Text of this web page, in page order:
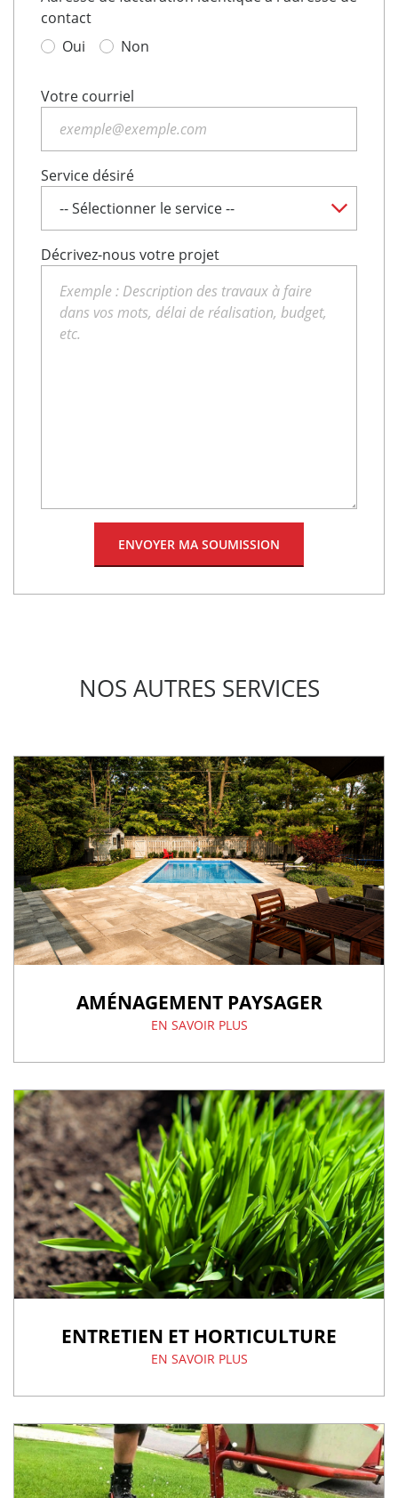
contact
Oui
Non
Votre courriel
Service désiré
Décrivez-nous votre projet
NOS AUTRES SERVICES
AMÉNAGEMENT PAYSAGER
EN SAVOIR PLUS
ENTRETIEN ET HORTICULTURE
EN SAVOIR PLUS